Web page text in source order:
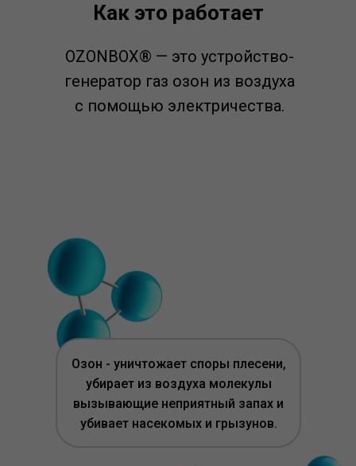
Как это работает
OZONBOX® — это устройство-
генератор газ озон из воздуха
с помощью электричества.
Озон - уничтожает споры плесени,
убирает из воздуха молекулы
вызывающие неприятный запах и
убивает насекомых и грызунов.